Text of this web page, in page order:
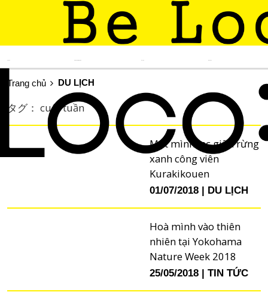
Trang chủ DU LỊCH
タグ： cuối tuần
Một mình lạc giữa rừng
xanh công viên
Kurakikouen
01/07/2018 DU LỊCH
Hoà mình vào thiên
nhiên tại Yokohama
Nature Week 2018
25/05/2018 TIN TỨC